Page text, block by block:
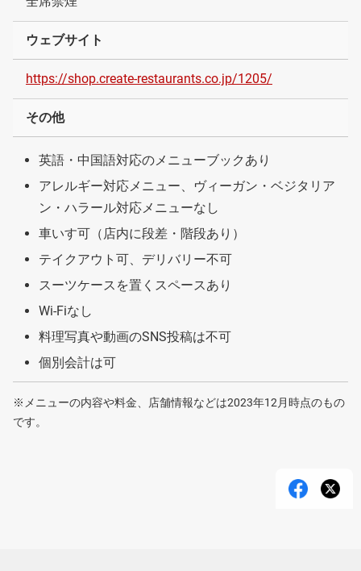
ウェブサイト
https://shop.create-restaurants.co.jp/1205/
その他
英語・中国語対応のメニューブックあり
アレルギー対応メニュー、ヴィーガン・ベジタリア
ン・ハラール対応メニューなし
車いす可（店内に段差・階段あり）
テイクアウト可、デリバリー不可
スーツケースを置くスペースあり
Wi-Fiなし
料理写真や動画のSNS投稿は不可
個別会計は可
※メニューの内容や料金、店舗情報などは2023年12月時点のもの
です。